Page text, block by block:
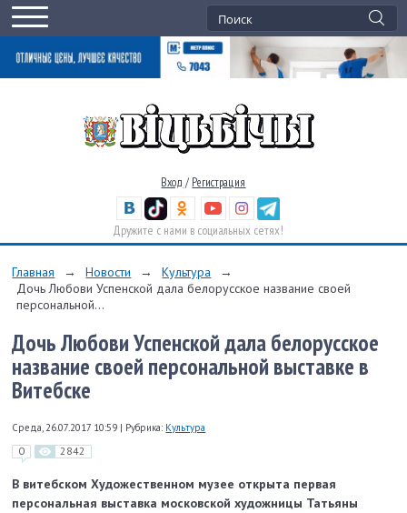
Вход / Регистрация
Дружите с нами в социальных сетях!
Главная → Новости → Культура
→
Дочь Любови Успенской дала белорусское название своей
персональной...
Дочь Любови Успенской дала белорусское
название своей персональной выставке в
Витебске
Среда, 26.07.2017 10:59 | Рубрика: Культура
0 2842
В витебском Художественном музее открыта первая
персональная выставка московской художницы Татьяны